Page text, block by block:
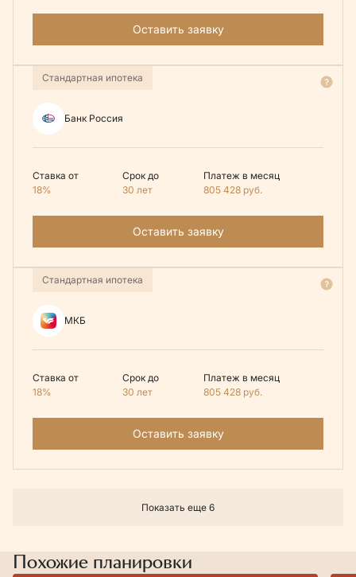
Оставить заявку
Стандартная ипотека
Банк Россия
Ставка от
18%
Срок до
30 лет
Платеж в месяц
805 428 руб.
Оставить заявку
Стандартная ипотека
МКБ
Ставка от
18%
Срок до
30 лет
Платеж в месяц
805 428 руб.
Оставить заявку
Показать еще 6
Похожие планировки